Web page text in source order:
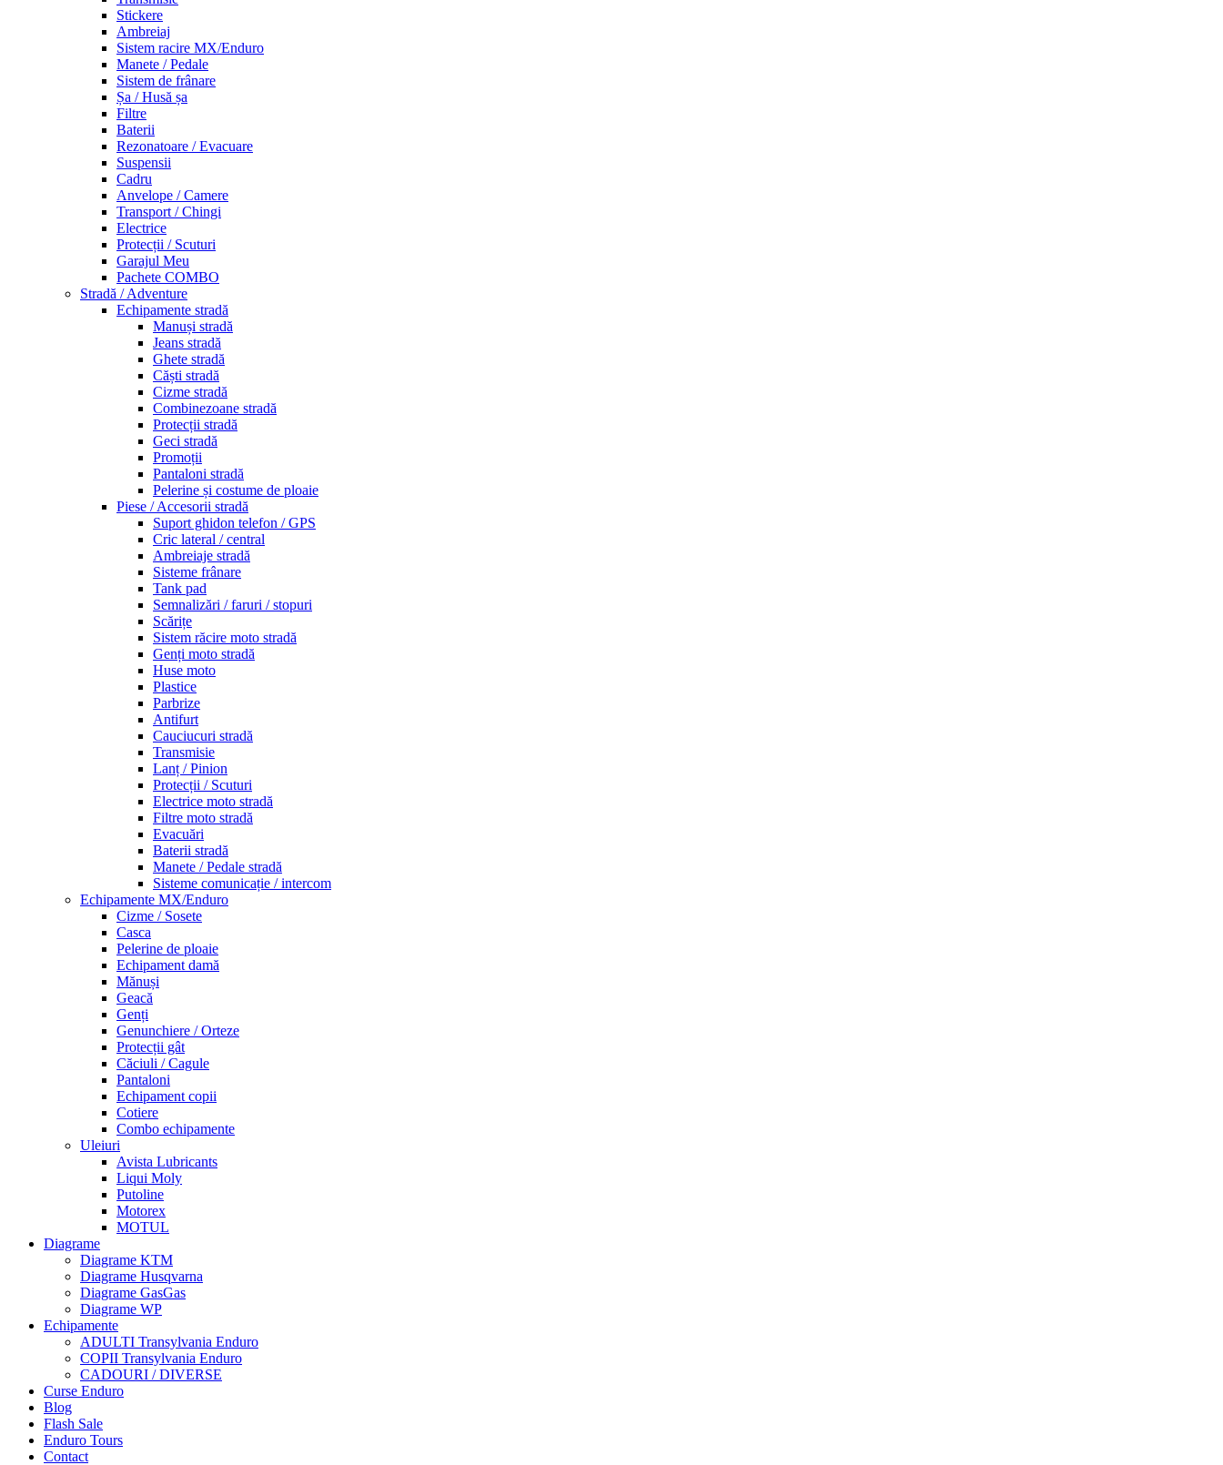
Stickere
Ambreiaj
Sistem racire MX/Enduro
Manete / Pedale
Sistem de frânare
Șa / Husă șa
Filtre
Baterii
Rezonatoare / Evacuare
Suspensii
Cadru
Anvelope / Camere
Transport / Chingi
Electrice
Protecții / Scuturi
Garajul Meu
Pachete COMBO
Stradă / Adventure
Echipamente stradă
Manuși stradă
Jeans stradă
Ghete stradă
Căști stradă
Cizme stradă
Combinezoane stradă
Protecții stradă
Geci stradă
Promoții
Pantaloni stradă
Pelerine și costume de ploaie
Piese / Accesorii stradă
Suport ghidon telefon / GPS
Cric lateral / central
Ambreiaje stradă
Sisteme frânare
Tank pad
Semnalizări / faruri / stopuri
Scărițe
Sistem răcire moto stradă
Genți moto stradă
Huse moto
Plastice
Parbrize
Antifurt
Cauciucuri stradă
Transmisie
Lanț / Pinion
Protecții / Scuturi
Electrice moto stradă
Filtre moto stradă
Evacuări
Baterii stradă
Manete / Pedale stradă
Sisteme comunicație / intercom
Echipamente MX/Enduro
Cizme / Sosete
Casca
Pelerine de ploaie
Echipament damă
Mănuși
Geacă
Genți
Genunchiere / Orteze
Protecții gât
Căciuli / Cagule
Pantaloni
Echipament copii
Cotiere
Combo echipamente
Uleiuri
Avista Lubricants
Liqui Moly
Putoline
Motorex
MOTUL
Diagrame
Diagrame KTM
Diagrame Husqvarna
Diagrame GasGas
Diagrame WP
Echipamente
ADULTI Transylvania Enduro
COPII Transylvania Enduro
CADOURI / DIVERSE
Curse Enduro
Blog
Flash Sale
Enduro Tours
Contact